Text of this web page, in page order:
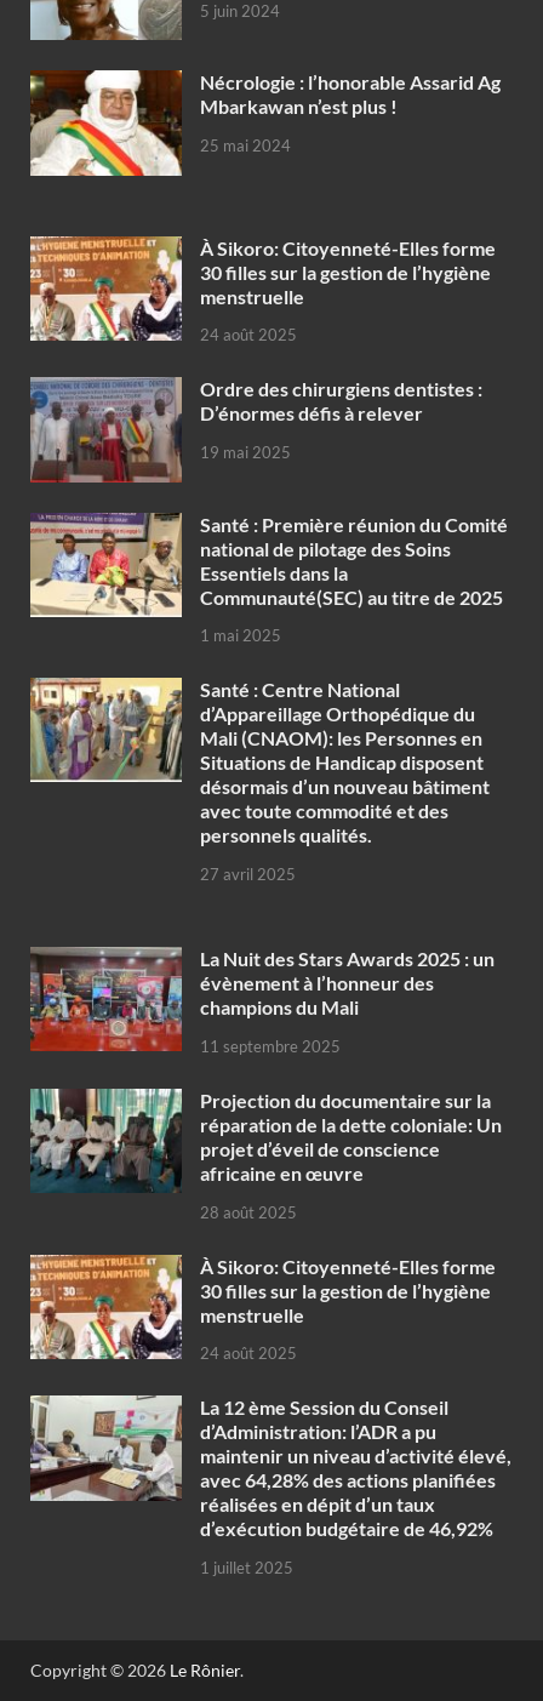
5 juin 2024
Nécrologie : l’honorable Assarid Ag
Mbarkawan n’est plus !
25 mai 2024
À Sikoro: Citoyenneté-Elles forme
30 filles sur la gestion de l’hygiène
menstruelle
24 août 2025
Ordre des chirurgiens dentistes :
D’énormes défis à relever
19 mai 2025
Santé : Première réunion du Comité
national de pilotage des Soins
Essentiels dans la
Communauté(SEC) au titre de 2025
1 mai 2025
Santé : Centre National
d’Appareillage Orthopédique du
Mali (CNAOM): les Personnes en
Situations de Handicap disposent
désormais d’un nouveau bâtiment
avec toute commodité et des
personnels qualités.
27 avril 2025
‎La Nuit des Stars Awards 2025 : un
évènement à l’honneur des
champions du Mali
11 septembre 2025
Projection du documentaire sur la
réparation de la dette coloniale: Un
projet d’éveil de conscience
africaine en œuvre‎
28 août 2025
À Sikoro: Citoyenneté-Elles forme
30 filles sur la gestion de l’hygiène
menstruelle
24 août 2025
La 12 ème Session du Conseil
d’Administration: l’ADR a pu
maintenir un niveau d’activité élevé,
avec 64,28% des actions planifiées
réalisées en dépit d’un taux
d’exécution budgétaire de 46,92%
1 juillet 2025
Copyright © 2026 Le Rônier.